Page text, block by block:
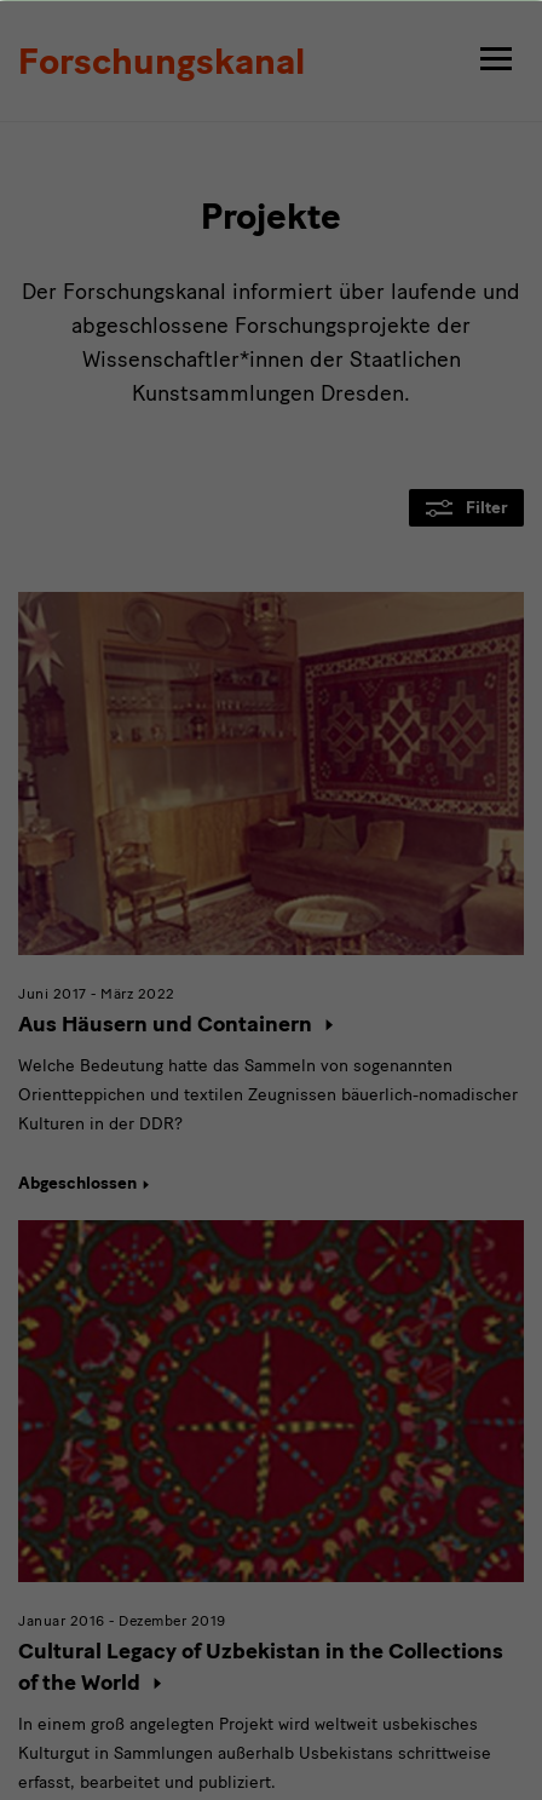
Forschungskanal
Projekte
Der Forschungskanal informiert über laufende und
abgeschlossene Forschungsprojekte der
Wissenschaftler*innen der Staatlichen
Kunstsammlungen Dresden.
Filter
Juni 2017 - März 2022
Aus Häusern und Containern
Welche Bedeutung hatte das Sammeln von sogenannten
Orientteppichen und textilen Zeugnissen bäuerlich-nomadischer
Kulturen in der DDR?
Abgeschlossen
Januar 2016 - Dezember 2019
Cultural Legacy of Uzbekistan in the Collections
of the World
In einem groß angelegten Projekt wird weltweit usbekisches
Kulturgut in Sammlungen außerhalb Usbekistans schrittweise
erfasst, bearbeitet und publiziert.